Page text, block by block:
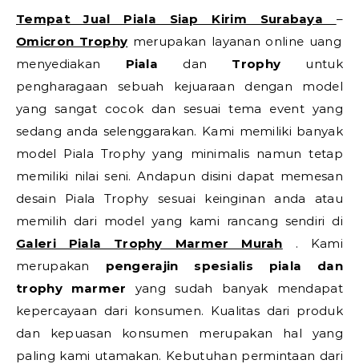
Tempat Jual Piala Siap Kirim Surabaya –
Omicron Trophy merupakan layanan online uang
menyediakan Piala dan Trophy untuk
pengharagaan sebuah kejuaraan dengan model
yang sangat cocok dan sesuai tema event yang
sedang anda selenggarakan. Kami memiliki banyak
model Piala Trophy yang minimalis namun tetap
memiliki nilai seni. Andapun disini dapat memesan
desain Piala Trophy sesuai keinginan anda atau
memilih dari model yang kami rancang sendiri di
Galeri Piala Trophy Marmer Murah . Kami
merupakan pengerajin spesialis piala dan
trophy marmer yang sudah banyak mendapat
kepercayaan dari konsumen. Kualitas dari produk
dan kepuasan konsumen merupakan hal yang
paling kami utamakan. Kebutuhan permintaan dari